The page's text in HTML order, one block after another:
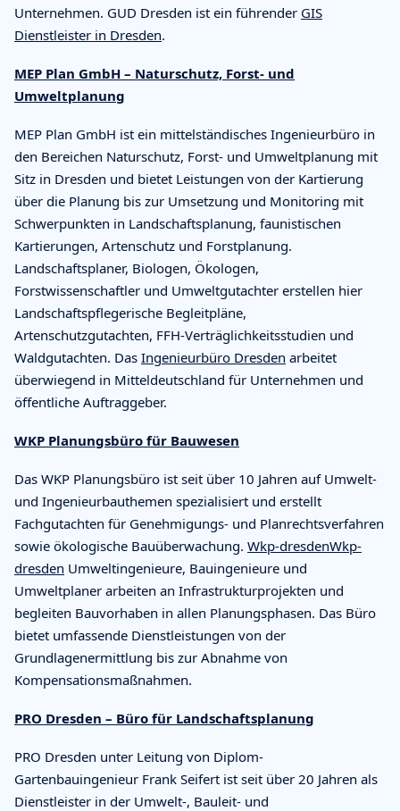
Unternehmen. GUD Dresden ist ein führender GIS
Dienstleister in Dresden.
MEP Plan GmbH – Naturschutz, Forst- und
Umweltplanung
MEP Plan GmbH ist ein mittelständisches Ingenieurbüro in
den Bereichen Naturschutz, Forst- und Umweltplanung mit
Sitz in Dresden und bietet Leistungen von der Kartierung
über die Planung bis zur Umsetzung und Monitoring mit
Schwerpunkten in Landschaftsplanung, faunistischen
Kartierungen, Artenschutz und Forstplanung.
Landschaftsplaner, Biologen, Ökologen,
Forstwissenschaftler und Umweltgutachter erstellen hier
Landschaftspflegerische Begleitpläne,
Artenschutzgutachten, FFH-Verträglichkeitsstudien und
Waldgutachten. Das Ingenieurbüro Dresden arbeitet
überwiegend in Mitteldeutschland für Unternehmen und
öffentliche Auftraggeber.
WKP Planungsbüro für Bauwesen
Das WKP Planungsbüro ist seit über 10 Jahren auf Umwelt-
und Ingenieurbauthemen spezialisiert und erstellt
Fachgutachten für Genehmigungs- und Planrechtsverfahren
sowie ökologische Bauüberwachung. Wkp-dresdenWkp-
dresden Umweltingenieure, Bauingenieure und
Umweltplaner arbeiten an Infrastrukturprojekten und
begleiten Bauvorhaben in allen Planungsphasen. Das Büro
bietet umfassende Dienstleistungen von der
Grundlagenermittlung bis zur Abnahme von
Kompensationsmaßnahmen.
PRO Dresden – Büro für Landschaftsplanung
PRO Dresden unter Leitung von Diplom-
Gartenbauingenieur Frank Seifert ist seit über 20 Jahren als
Dienstleister in der Umwelt-, Bauleit- und